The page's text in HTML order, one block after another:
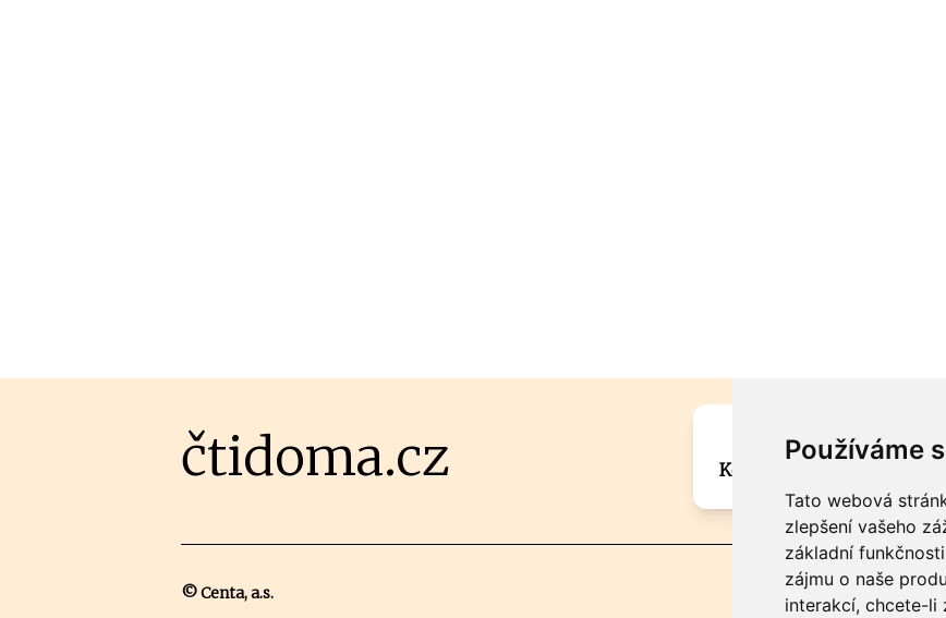
Používáme
Tato webová
zlepšení vašeho
základní
zájmu o naše
interakcí, chcete-li
čtidoma.cz
Máte zajímavou
Kontaktujte šéfredaktora
© Centa, a.s.